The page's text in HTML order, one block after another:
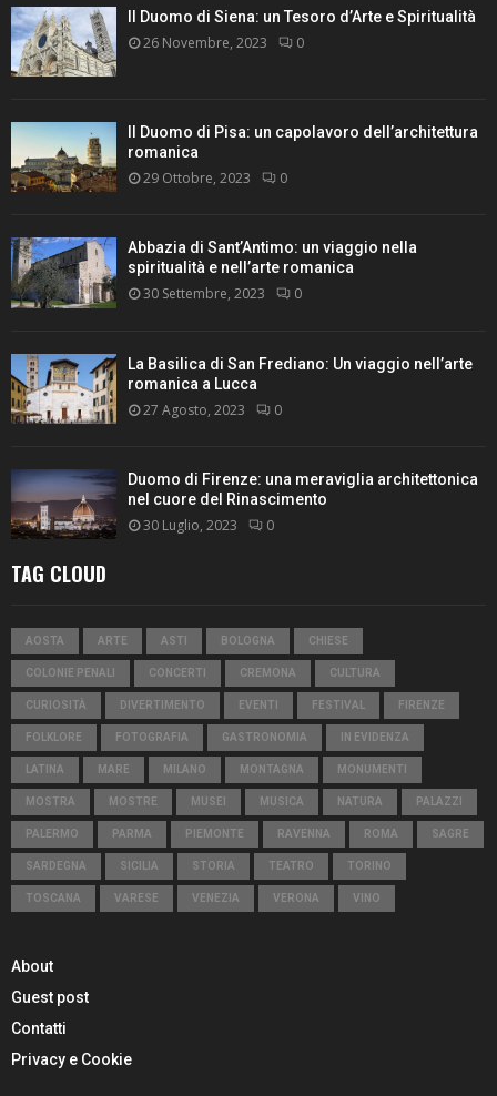
Il Duomo di Siena: un Tesoro d’Arte e Spiritualità
26 Novembre, 2023 0
Il Duomo di Pisa: un capolavoro dell’architettura
romanica
29 Ottobre, 2023 0
Abbazia di Sant’Antimo: un viaggio nella
spiritualità e nell’arte romanica
30 Settembre, 2023 0
La Basilica di San Frediano: Un viaggio nell’arte
romanica a Lucca
27 Agosto, 2023 0
Duomo di Firenze: una meraviglia architettonica
nel cuore del Rinascimento
30 Luglio, 2023 0
TAG CLOUD
AOSTA ARTE ASTI BOLOGNA CHIESE
COLONIE PENALI CONCERTI CREMONA CULTURA
CURIOSITÀ DIVERTIMENTO EVENTI FESTIVAL FIRENZE
FOLKLORE FOTOGRAFIA GASTRONOMIA IN EVIDENZA
LATINA MARE MILANO MONTAGNA MONUMENTI
MOSTRA MOSTRE MUSEI MUSICA NATURA PALAZZI
PALERMO PARMA PIEMONTE RAVENNA ROMA SAGRE
SARDEGNA SICILIA STORIA TEATRO TORINO
TOSCANA VARESE VENEZIA VERONA VINO
About
Guest post
Contatti
Privacy e Cookie